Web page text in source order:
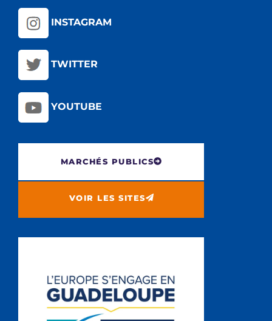
INSTAGRAM
TWITTER
YOUTUBE
MARCHÉS PUBLICS
VOIR LES SITES